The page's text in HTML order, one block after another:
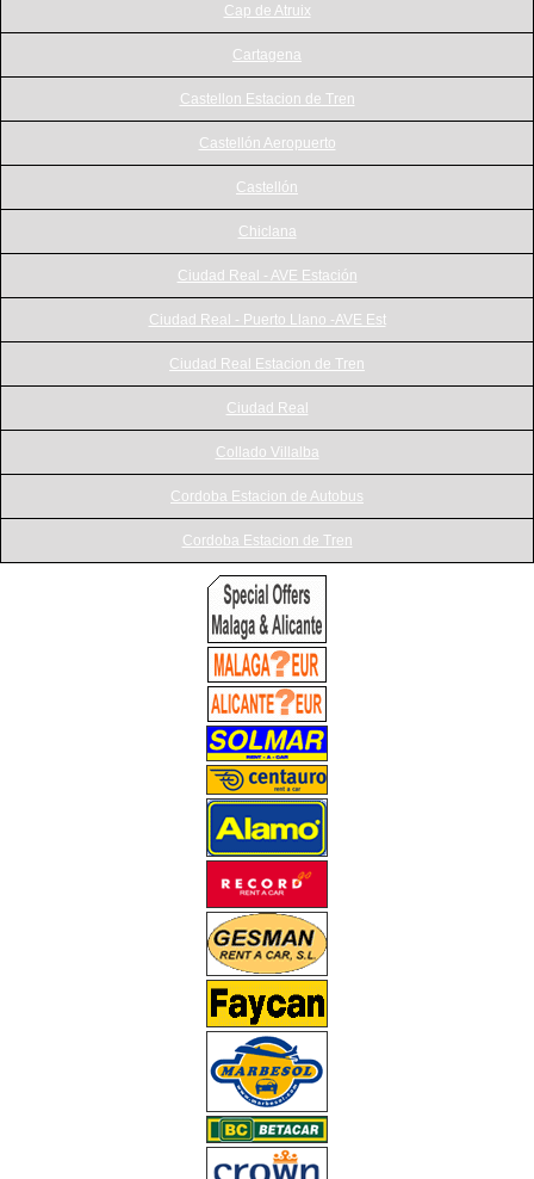
Cap de Atruix
Cartagena
Castellon Estacion de Tren
Castellón Aeropuerto
Castellón
Chiclana
Ciudad Real - AVE Estación
Ciudad Real - Puerto Llano -AVE Est
Ciudad Real Estacion de Tren
Ciudad Real
Collado Villalba
Cordoba Estacion de Autobus
Cordoba Estacion de Tren